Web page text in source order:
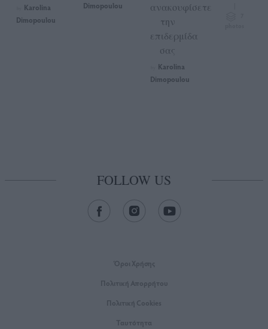
Karolina
Dimopoulou
Dimopoulou
ανακουφίσετε
την
επιδερμίδα
σας
Karolina
Dimopoulou
FOLLOW US
Όροι Xρήσης
Πολιτική Απορρήτου
Πολιτική Cookies
Ταυτότητα